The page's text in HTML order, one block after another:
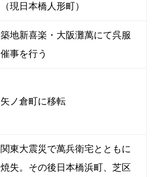
（現日本橋人形町）
築地新喜楽・大阪灘萬にて呉服
催事を行う
矢ノ倉町に移転
関東大震災で萬兵衛宅とともに
焼失。その後日本橋浜町、芝区